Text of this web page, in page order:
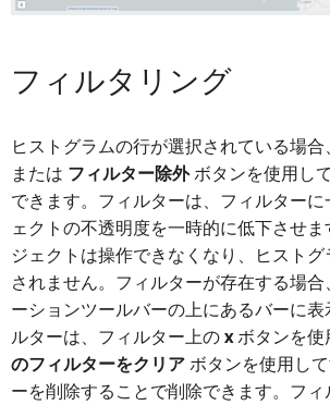
フィルタリング
ヒストグラムの行が選択されている場合
または フィルター除外ボタンを使用し
できます。フィルターは、フィルターに
ェクトの不透明度を一時的に低下させ
ジェクトは操作できなくなり、ヒスト
されません。フィルターが存在する場
ーションツールバーの上にあるバーに表
ルターは、フィルター上の xボタンを使
のフィルターをクリア ボタンを使用し
ーを削除することで削除できます。フィ